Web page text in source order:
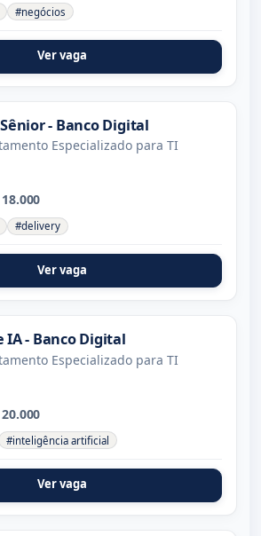
#negócios
Ver vaga
- Banco Digital
Especializado para TI
#delivery
Ver vaga
IA - Banco Digital
Especializado para TI
#inteligência artificial
Ver vaga